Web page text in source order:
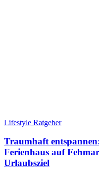
Lifestyle Ratgeber
Traumhaft
Ferienhaus auf
Urlaubsziel